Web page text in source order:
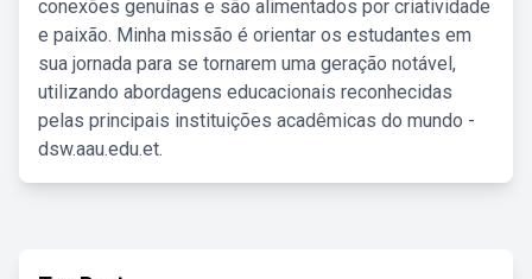
conexões genuínas e são alimentados por criatividade
e paixão. Minha missão é orientar os estudantes em
sua jornada para se tornarem uma geração notável,
utilizando abordagens educacionais reconhecidas
pelas principais instituições acadêmicas do mundo -
dsw.aau.edu.et.